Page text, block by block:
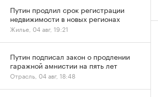
Путин продлил срок регистрации
недвижимости в новых регионах
Жилье, 04 авг, 19:21
Путин подписал закон о продлении
гаражной амнистии на пять лет
Отрасль, 04 авг, 18:48